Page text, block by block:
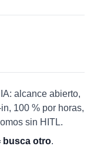
alcance abierto,
100 % por horas,
sin HITL.
busca otro.